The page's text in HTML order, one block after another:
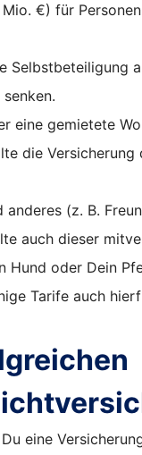
€) für
Selbstbeteiligung
eine gemietete
die Versicherung
anderes (z. B.
auch dieser
Hund oder Dein
Tarife auch
eine